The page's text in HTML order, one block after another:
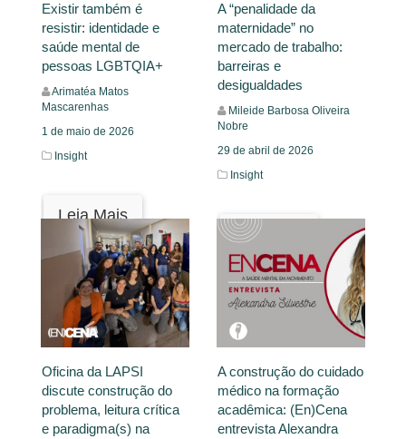
Existir também é
resistir: identidade e
saúde mental de
pessoas LGBTQIA+
Arimatéa Matos
Mascarenhas
1 de maio de 2026
Insight
Leia Mais
A “penalidade da
maternidade” no
mercado de trabalho:
barreiras e
desigualdades
Mileide Barbosa Oliveira
Nobre
29 de abril de 2026
Insight
Leia Mais
Oficina da LAPSI
discute construção do
problema, leitura crítica
e paradigma(s) na
A construção do cuidado
médico na formação
acadêmica: (En)Cena
entrevista Alexandra